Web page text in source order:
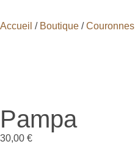
Accueil / Boutique /Couronnes
Pampa
30,00 €